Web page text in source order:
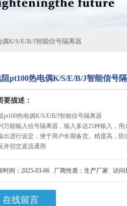
K/S/E/B/J智能信号隔离器
pt100热电偶K/S/E/B/J智能信号
要描述：
pt100热电偶K/S/E/B/J智能信号隔离器
万能输入信号隔离器，输入多达21种输入，
出进行设定，便于用户长期备货。精度高，
并切交直流通用
时间：2025-03-06 厂商性质：生产厂家 访问
在线留言